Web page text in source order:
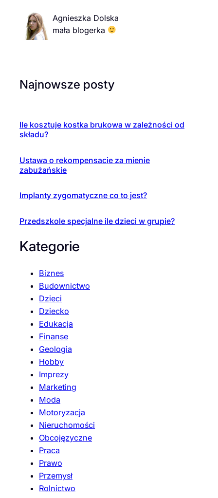
Agnieszka Dolska
mała blogerka
Najnowsze posty
Ile kosztuje kostka brukowa w zależności od
składu?
Ustawa o rekompensacie za mienie
zabużańskie
Implanty zygomatyczne co to jest?
Przedszkole specjalne ile dzieci w grupie?
Kategorie
Biznes
Budownictwo
Dzieci
Dziecko
Edukacja
Finanse
Geologia
Hobby
Imprezy
Marketing
Moda
Motoryzacja
Nieruchomości
Obcojęzyczne
Praca
Prawo
Przemysł
Rolnictwo